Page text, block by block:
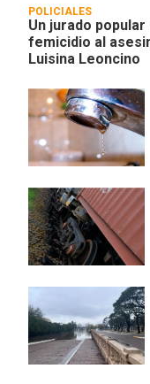
POLICIALES
Un jurado
femicidio al
Luisina Leoncino